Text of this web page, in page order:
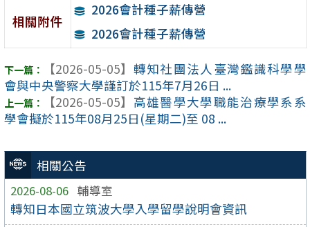
相關公告
2026-08-06 輔導室
轉知日本國立筑波大學入學留學說明會資訊
相關附件
2026會計種子薪傳營
2026會計種子薪傳營
【2026-05-05】 轉知社團法人臺灣鑑識科學學
會與中央警察大學謹訂於115年7月26日 ...
【2026-05-05】 高雄醫學大學職能治療學系系
學會擬於115年08月25日(星期二)至 08 ...